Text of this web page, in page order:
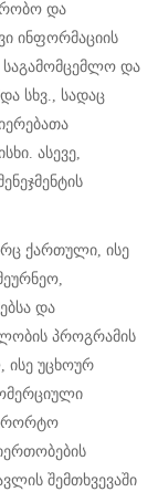
და
ინფორმაციის
საგამომცემლო და
სხვ., სადაც
ასევე,
ქართული, ისე
და
პროგრამის
ისე უცხოურ
შემთხვევაში